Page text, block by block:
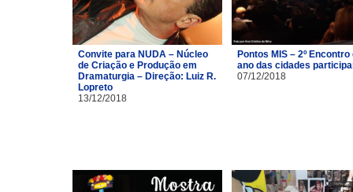
Convite para NUDA – Núcleo
de Criação e Produção em
Dramaturgia – Direção: Luiz R.
Lopreto
13/12/2018
Pontos MIS – 2º Encontro
ano das cidades
07/12/2018